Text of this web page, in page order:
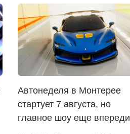
Автонеделя в Монтерее
стартует 7 августа, но
главное шоу еще впереди